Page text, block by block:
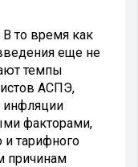
то время как
еще не
темпы
АСПЭ,
факторами,
и тарифного
причинам